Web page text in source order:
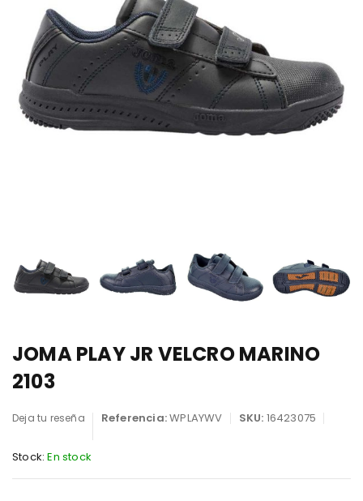
JOMA PLAY JR VELCRO MARINO
2103
Deja tu reseña Referencia:WPLAYWV SKU: 16423075
Stock: En stock